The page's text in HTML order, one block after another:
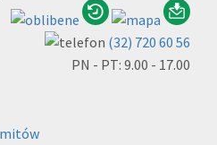
(32) 720 60 56
PN - PT: 9.00 - 17.00